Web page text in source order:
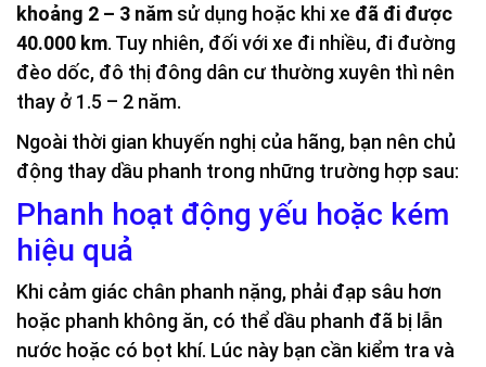
khoảng 2 – 3 năm sử dụng hoặc khi xe đã đi được
40.000 km. Tuy nhiên, đối với xe đi nhiều, đi đường
đèo dốc, đô thị đông dân cư thường xuyên thì nên
thay ở 1.5 – 2 năm.
Ngoài thời gian khuyến nghị của hãng, bạn nên chủ
động thay dầu phanh trong những trường hợp sau:
Phanh hoạt động yếu hoặc kém
hiệu quả
Khi cảm giác chân phanh nặng, phải đạp sâu hơn
hoặc phanh không ăn, có thể dầu phanh đã bị lẫn
nước hoặc có bọt khí. Lúc này bạn cần kiểm tra và